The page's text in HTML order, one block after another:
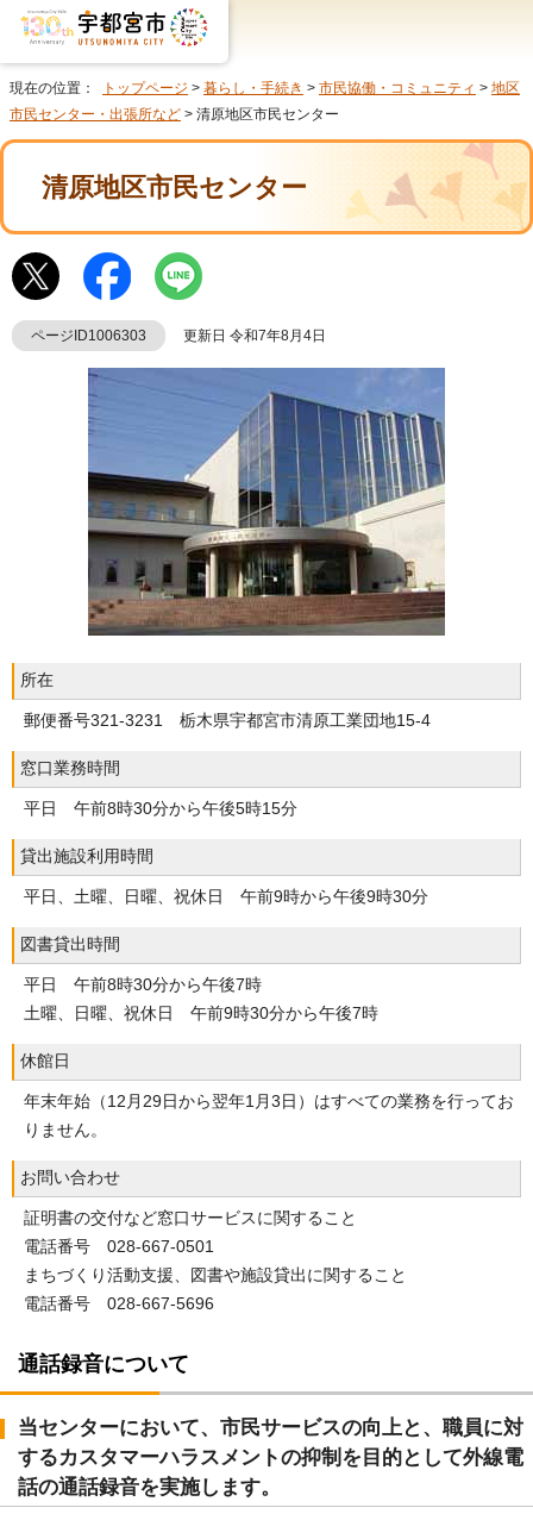
現在の位置： トップページ > 暮らし・手続き > 市民協働・コミュニティ > 地区
市民センター・出張所など > 清原地区市民センター
清原地区市民センター
ページID1006303 更新日 令和7年8月4日
所在
郵便番号321‐3231 栃木県宇都宮市清原工業団地15-4
窓口業務時間
平日 午前8時30分から午後5時15分
貸出施設利用時間
平日、土曜、日曜、祝休日 午前9時から午後9時30分
図書貸出時間
平日 午前8時30分から午後7時
土曜、日曜、祝休日 午前9時30分から午後7時
休館日
年末年始（12月29日から翌年1月3日）はすべての業務を行ってお
りません。
お問い合わせ
証明書の交付など窓口サービスに関すること
電話番号 028-667-0501
まちづくり活動支援、図書や施設貸出に関すること
電話番号 028-667-5696
通話録音について
当センターにおいて、市民サービスの向上と、職員に対
するカスタマーハラスメントの抑制を目的として外線電
話の通話録音を実施します。